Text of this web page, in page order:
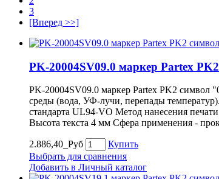
3
[Вперед >>]
PK-20004SV09.0 маркер Partex
PK-20004SV09.0 маркер Partex PK2 символ
среды (вода, УФ-лучи, перепады
стандарта UL94-VO Метод нанесения
Высота текста 4 мм Сфера применения -
2.886,40_Руб
Купить
Выбрать для сравнения
Добавить в Личный каталог